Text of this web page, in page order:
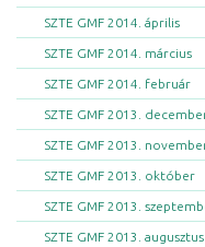
SZTE GMF 2014. április
SZTE GMF 2014. március
SZTE GMF 2014. február
SZTE GMF 2013.
SZTE GMF 2013.
SZTE GMF 2013. október
SZTE GMF 2013.
SZTE GMF 2013. augusztus